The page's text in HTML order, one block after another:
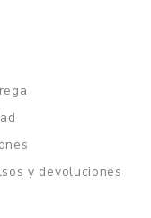
y devoluciones